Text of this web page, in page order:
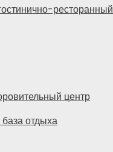
ресторанный
центр
отдыха